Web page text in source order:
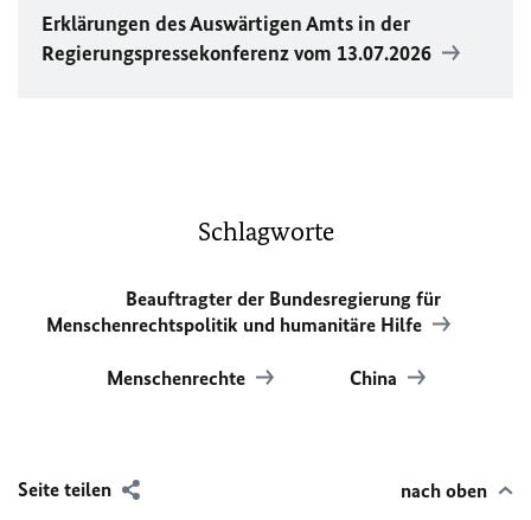
Erklärungen des Auswärtigen Amts in der
Regierungspressekonferenz vom 13.07.2026
Schlagworte
Beauftragter der Bundesregierung für
Menschenrechtspolitik und humanitäre Hilfe
Menschenrechte China
Seite teilen nach oben